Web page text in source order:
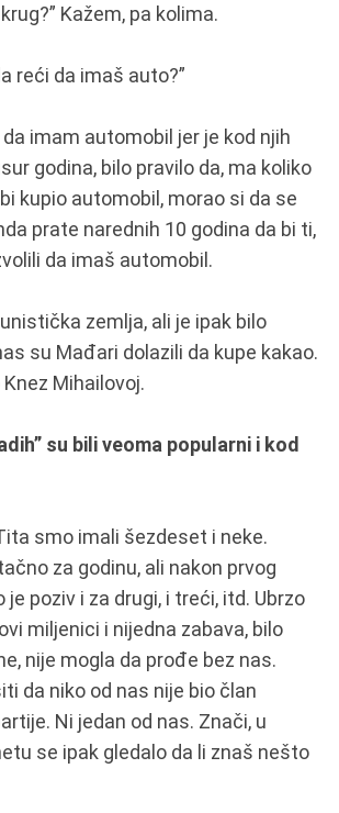
Kažem, pa kolima.
reći da imaš auto?”
imam automobil jer je kod njih
godina, bilo pravilo da, ma koliko
kupio automobil, morao si da se
prate narednih 10 godina da bi ti,
da imaš automobil.
zemlja, ali je ipak bilo
su Mađari dolazili da kupe kakao.
Mihailovoj.
su bili veoma popularni i kod
smo imali šezdeset i neke.
za godinu, ali nakon prvog
poziv i za drugi, i treći, itd. Ubrzo
miljenici i nijedna zabava, bilo
nije mogla da prođe bez nas.
da niko od nas nije bio član
Ni jedan od nas. Znači, u
se ipak gledalo da li znaš nešto